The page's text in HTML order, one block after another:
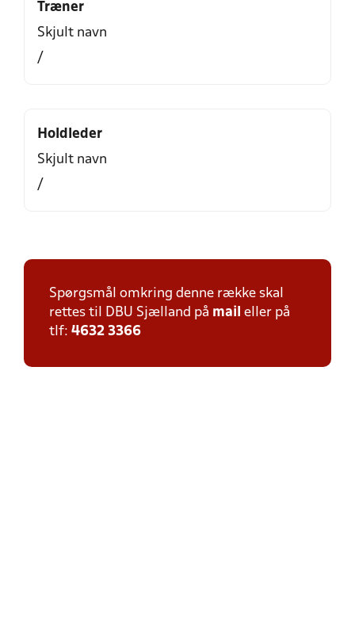
Træner
Skjult navn
/
Holdleder
Skjult navn
/
Spørgsmål omkring denne række skal
rettes til DBU Sjælland på mail eller på
tlf: 4632 3366